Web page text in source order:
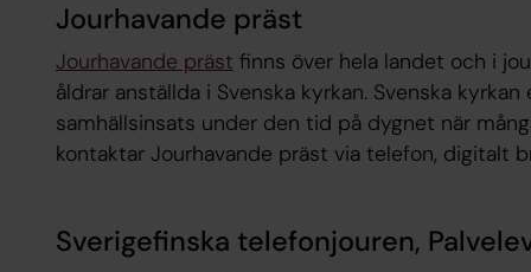
Jourhavande präst
Jourhavande präst finns över hela landet och i
åldrar anställda i Svenska kyrkan. Svenska
samhällsinsats under den tid på dygnet när
kontaktar Jourhavande präst via telefon, digitalt
Sverigefinska telefonjouren,